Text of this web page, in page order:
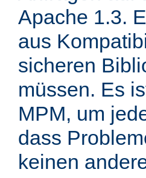
Apache 1.3.
aus
sicheren
müssen. Es
MPM, um
dass
keinen